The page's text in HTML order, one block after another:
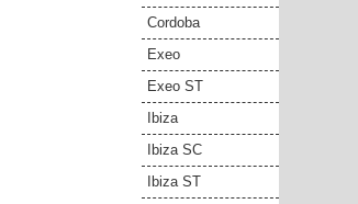
Cordoba
Exeo
Exeo ST
Ibiza
Ibiza SC
Ibiza ST